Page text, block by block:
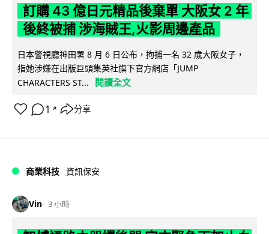
訂購 43 億日元精品後棄單 大阪女 2 年
後終被捕 涉海賊王,火影周邊產品
日本警視廳神田署 8 月 6 日公布，拘捕一名 32 歲大阪女子，
指她涉嫌在出版巨頭集英社旗下官方網店「JUMP
CHARACTERS ST...
閱讀全文
1 ↗ 分享
商業科技 資訊保安
Vin 3 小時